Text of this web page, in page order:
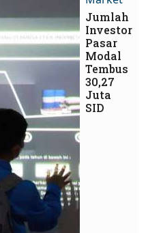
Jumlah
Investor
Pasar
Modal
Tembus
30,27
Juta
SID